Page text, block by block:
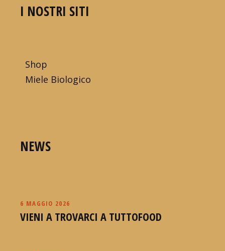
I NOSTRI SITI
Shop
Miele Biologico
NEWS
6 MAGGIO 2026
VIENI A TROVARCI A TUTTOFOOD